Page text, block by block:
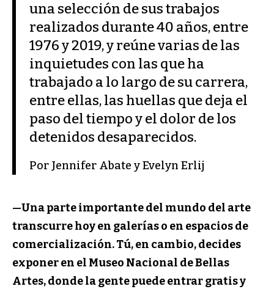
una selección de sus trabajos
realizados durante 40 años, entre
1976 y 2019, y reúne varias de las
inquietudes con las que ha
trabajado a lo largo de su carrera,
entre ellas, las huellas que deja el
paso del tiempo y el dolor de los
detenidos desaparecidos.
Por Jennifer Abate y Evelyn Erlij
—Una parte importante del mundo del arte
transcurre hoy en galerías o en espacios de
comercialización. Tú, en cambio, decides
exponer en el Museo Nacional de Bellas
Artes, donde la gente puede entrar gratis y